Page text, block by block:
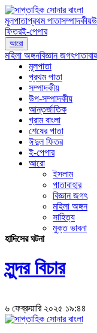
মূলপাতাপ্রথম পাতাসম্পাদকীয়
ফিতরই-পেপার
আরো
মহিলা অঙ্গনবিজ্ঞান জগৎ
মূলপাতা
প্রথম পাতা
সম্পাদকীয়
উপ-সম্পাদকীয়
আন্তর্জাতিক
গ্রাম বাংলা
শেষের পাতা
ঈদুল ফিতর
ই-পেপার
আরো
ইসলাম
পাতাবাহার
বিজ্ঞান জগৎ
মহিলা অঙ্গন
সাহিত্য
মুক্ত ভাবনা
হাদিসের ঘটনা
সুন্দর বিচার
৬ ফেব্রুয়ারি ২০২৫ ১৯:৪৪